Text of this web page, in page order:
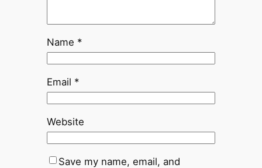
Name *
Email *
Website
Save my name, email, and